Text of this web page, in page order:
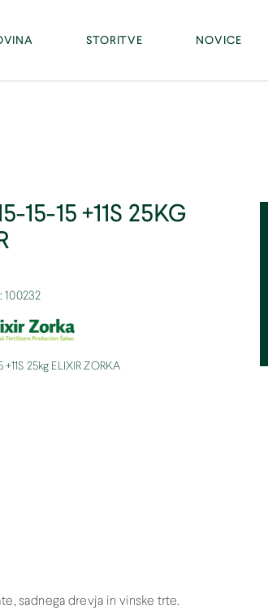
STORITVE NOVICE
15-15 +11S 25KG
100232
+11S 25kg ELIXIR ZORKA
sadnega drevja in vinske trte.